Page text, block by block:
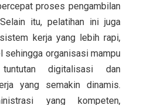
proses pengambilan
itu, pelatihan ini juga
kerja yang lebih rapi,
sehingga organisasi mampu
digitalisasi dan
yang semakin dinamis.
yang kompeten,